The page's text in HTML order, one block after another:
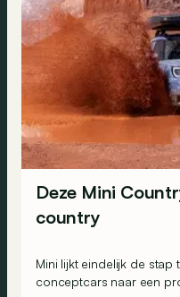
Deze Mini
country
Mini lijkt eindelijk de stap
conceptcars naar een